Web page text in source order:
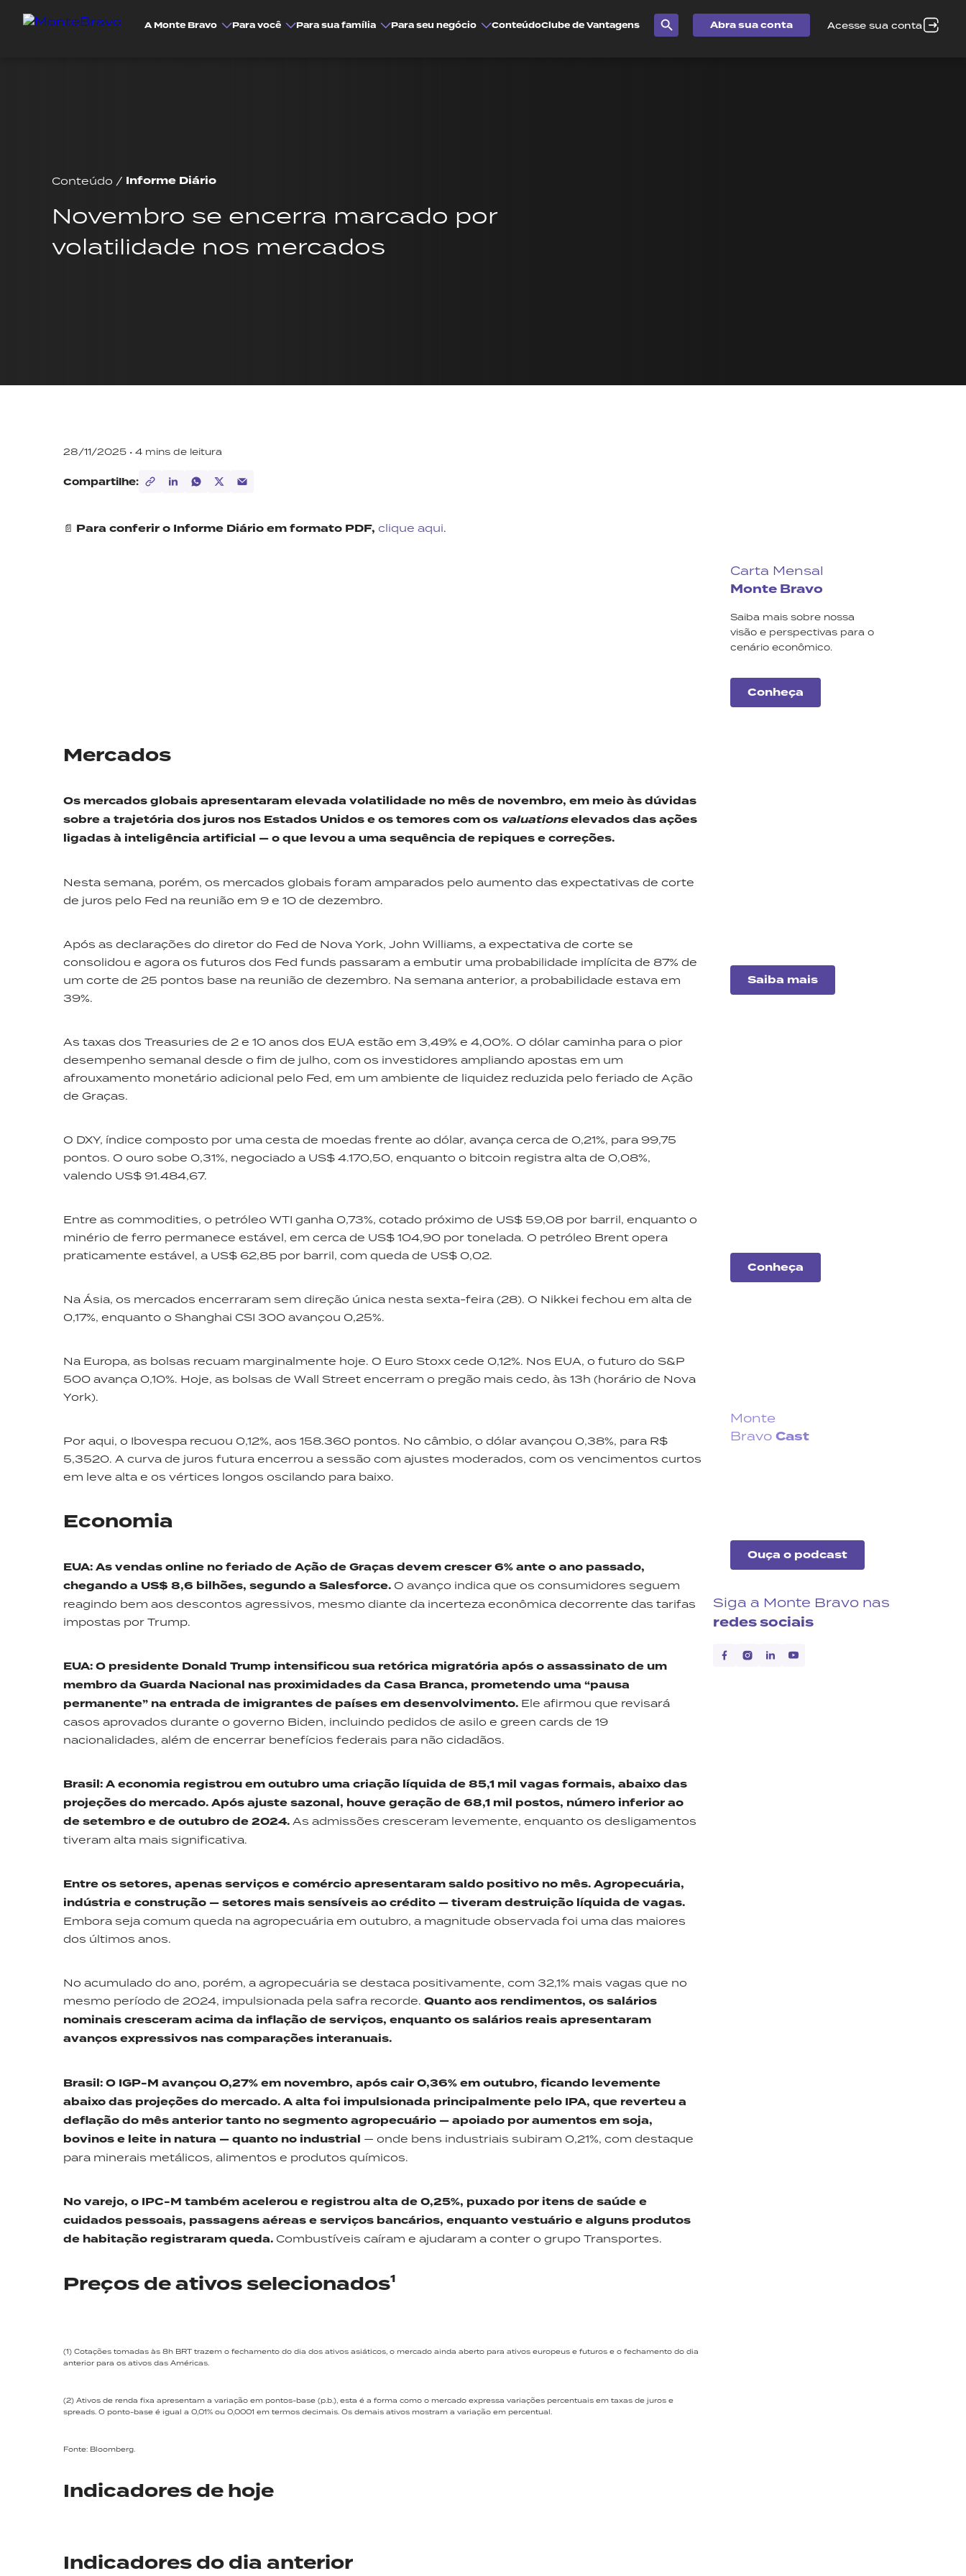
A Monte Bravo Para você Para sua família Para seu negócio ConteúdoClube de Vantagens Abra sua conta Acesse sua conta
Conteúdo / Informe Diário
Novembro se encerra marcado por
volatilidade nos mercados
28/11/2025 • 4 mins de leitura
Compartilhe:
📄 Para conferir o Informe Diário em formato PDF, clique aqui.
Mercados
Os mercados globais apresentaram elevada volatilidade no mês de novembro, em meio às dúvidas
sobre a trajetória dos juros nos Estados Unidoseostemores com os valuationselevados das ações
ligadas à inteligência artificial —o que levou a uma sequência de repiques e correções.
Nesta semana, porém, os mercados globais foram amparados pelo aumento das expectativas de corte
de juros pelo Fed na reunião em 9 e 10 de dezembro.
Após as declarações do diretor do Fed de Nova York, John Williams, a expectativa de corte se
consolidou e agora os futuros dos Fed funds passaram a embutir uma probabilidade implícita de 87% de
um corte de 25 pontos base na reunião de dezembro. Na semana anterior, a probabilidade estava em
39%.
As taxas dos Treasuries de 2 e 10 anos dos EUA estão em 3,49% e 4,00%. O dólar caminha para o pior
desempenho semanal desde o fim de julho, com os investidores ampliando apostas em um
afrouxamento monetário adicional pelo Fed, em um ambiente de liquidez reduzida pelo feriado de Ação
de Graças.
O DXY, índice composto por uma cesta de moedas frente ao dólar, avança cerca de 0,21%, para 99,75
pontos. O ouro sobe 0,31%, negociado a US$ 4.170,50, enquanto o bitcoin registra alta de 0,08%,
valendo US$ 91.484,67.
Entre as commodities, o petróleo WTI ganha 0,73%, cotado próximo de US$ 59,08 por barril, enquanto o
minério de ferro permanece estável, em cerca de US$ 104,90 por tonelada. O petróleo Brent opera
praticamente estável, a US$ 62,85 por barril, com queda de US$ 0,02.
Na Ásia, os mercados encerraram sem direção única nesta sexta-feira (28). O Nikkei fechou em alta de
0,17%, enquanto o Shanghai CSI 300 avançou 0,25%.
Na Europa, as bolsas recuam marginalmente hoje. O Euro Stoxx cede 0,12%. Nos EUA, o futuro do S&P
500 avança 0,10%. Hoje, as bolsas de Wall Street encerram o pregão mais cedo, às 13h (horário de Nova
York).
Por aqui, o Ibovespa recuou 0,12%, aos 158.360 pontos. No câmbio, o dólar avançou 0,38%, para R$
5,3520. A curva de juros futura encerrou a sessão com ajustes moderados, com os vencimentos curtos
em leve alta e os vértices longos oscilando para baixo.
Economia
EUA:As vendas online no feriado de Ação de Graças devem crescer 6% ante o ano passado,
chegando a US$ 8,6 bilhões, segundo a Salesforce. O avanço indica que os consumidores seguem
reagindo bem aos descontos agressivos, mesmo diante da incerteza econômica decorrente das tarifas
impostas por Trump.
EUA:O presidente Donald Trump intensificou sua retórica migratória após o assassinato de um
membro da Guarda Nacional nas proximidades da Casa Branca, prometendo uma “pausa
permanente” na entrada de imigrantes de países em desenvolvimento. Ele afirmou que revisará
casos aprovados durante o governo Biden, incluindo pedidos de asilo e green cards de 19
nacionalidades, além de encerrar benefícios federais para não cidadãos.
Brasil:A economia registrou em outubro uma criação líquida de 85,1 mil vagas formais, abaixo das
projeções do mercado. Após ajuste sazonal, houve geração de 68,1 mil postos, número inferior ao
de setembro e de outubro de2024. As admissões cresceram levemente, enquanto os desligamentos
tiveram alta mais significativa.
Entre os setores, apenas serviços e comércio apresentaram saldo positivo no mês. Agropecuária,
indústria e construção — setores mais sensíveis ao crédito — tiveram destruição líquida de vagas.
Embora seja comum queda na agropecuária em outubro, a magnitude observada foi uma das maiores
dos últimos anos.
No acumulado do ano, porém, a agropecuária se destaca positivamente, com 32,1% mais vagas que no
mesmo período de 2024, impulsionada pela safra recorde. Quanto aos rendimentos, os salários
nominais cresceram acima da inflação de serviços, enquanto os salários reais apresentaram
avanços expressivos nas comparações interanuais.
Brasil:O IGP-M avançou 0,27% em novembro, após cair 0,36% em outubro, ficando levemente
abaixo das projeções do mercado. A alta foi impulsionada principalmente pelo IPA, que reverteu a
deflação do mês anterior tanto no segmento agropecuário — apoiado por aumentos em soja,
bovinos e leite in natura — quanto noindustrial — onde bens industriais subiram 0,21%, com destaque
para minerais metálicos, alimentos e produtos químicos.
No varejo, o IPC-M também acelerou e registrou alta de 0,25%, puxado por itens de saúde e
cuidados pessoais, passagens aéreas e serviços bancários, enquanto vestuário e alguns produtos
de habitação registraram queda. Combustíveis caíram e ajudaram a conter o grupo Transportes.
Preços de ativos selecionados¹
(1) Cotações tomadas às 8h BRT trazem o fechamento do dia dos ativos asiáticos, o mercado ainda aberto para ativos europeus e futuros e o fechamento do dia
anterior para os ativos das Américas.
(2) Ativos de renda fixa apresentam a variação em pontos-base (p.b.), esta é a forma como o mercado expressa variações percentuais em taxas de juros e
spreads. O ponto-base é igual a 0,01% ou 0,0001 em termos decimais. Os demais ativos mostram a variação em percentual.
Fonte: Bloomberg.
Indicadores de hoje
Indicadores do dia anterior
Carta Mensal
Monte Bravo
Saiba mais sobre nossa
visão e perspectivas para o
cenário econômico.
Conheça
Saiba mais
Conheça
Monte
Bravo Cast
Ouça o podcast
Siga a Monte Bravo nas
redes sociais